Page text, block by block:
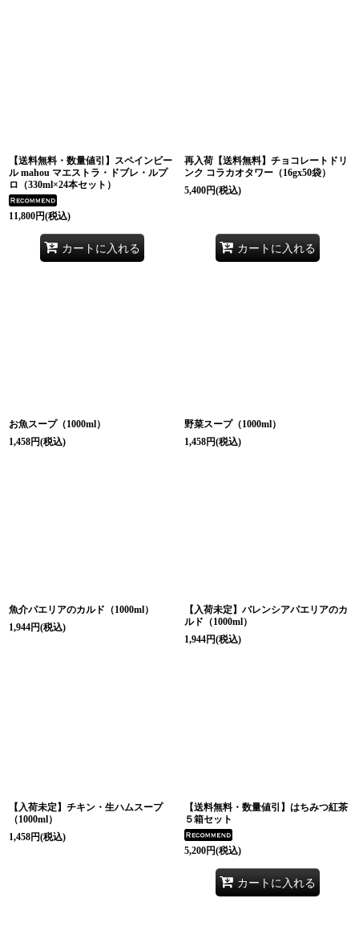
【送料無料・数量値引】スペインビー
ル mahou マエストラ・ドブレ・ルプ
ロ（330ml×24本セット）
11,800円(税込)
カートに入れる
再入荷【送料無料】チョコレートドリ
ンク コラカオタワー（16gx50袋）
5,400円(税込)
カートに入れる
お魚スープ（1000ml）
1,458円(税込)
野菜スープ（1000ml）
1,458円(税込)
魚介パエリアのカルド（1000ml）
1,944円(税込)
【入荷未定】バレンシアパエリアのカ
ルド（1000ml）
1,944円(税込)
【入荷未定】チキン・生ハムスープ
（1000ml）
1,458円(税込)
【送料無料・数量値引】はちみつ紅茶
５箱セット
5,200円(税込)
カートに入れる